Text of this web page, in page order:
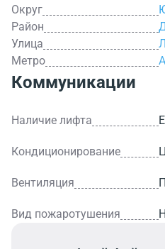
Округ
Район
Улица
Метро
Коммуникации
Наличие лифта
Кондиционирование
Вентиляция
Вид пожаротушения